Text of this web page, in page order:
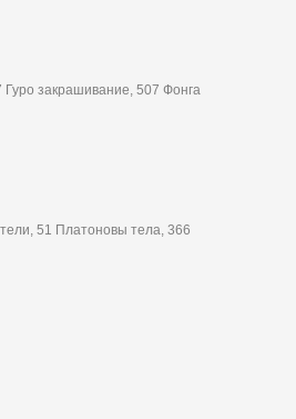
закрашивание, 507 Фонга
51 Платоновы тела, 366